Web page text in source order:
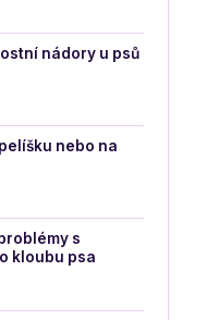
nádory u psů
nebo na
s
kloubu psa